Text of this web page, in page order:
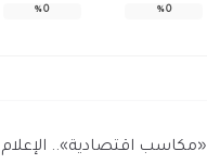
0
%
0
%
«مكاسب اقتصادية»..